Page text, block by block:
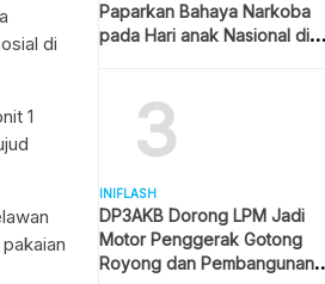
di
1
Paparkan Bahaya Narkoba
pada Hari anak Nasional di
3
INIFLASH
DP3AKB Dorong LPM Jadi
Motor Penggerak Gotong
Royong dan Pembangunan